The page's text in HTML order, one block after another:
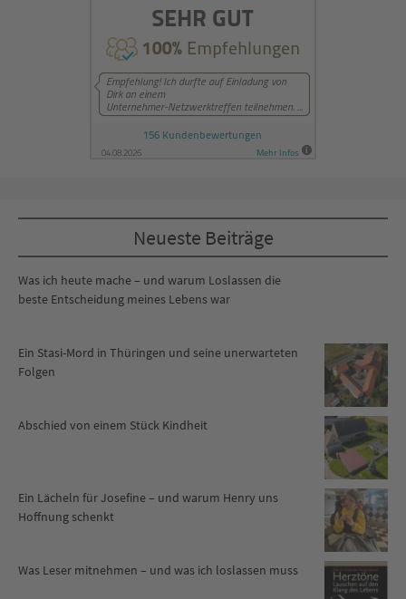
Neueste Beiträge
Was ich heute mache – und warum Loslassen die
beste Entscheidung meines Lebens war
Ein Stasi-Mord in Thüringen und seine unerwarteten
Folgen
Abschied von einem Stück Kindheit
Ein Lächeln für Josefine – und warum Henry uns
Hoffnung schenkt
Was Leser mitnehmen – und was ich loslassen muss